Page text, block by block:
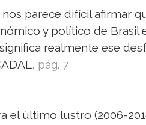
parece difícil afirmar
y político de Brasil
realmente ese
, pág. 7
el último lustro (2006-